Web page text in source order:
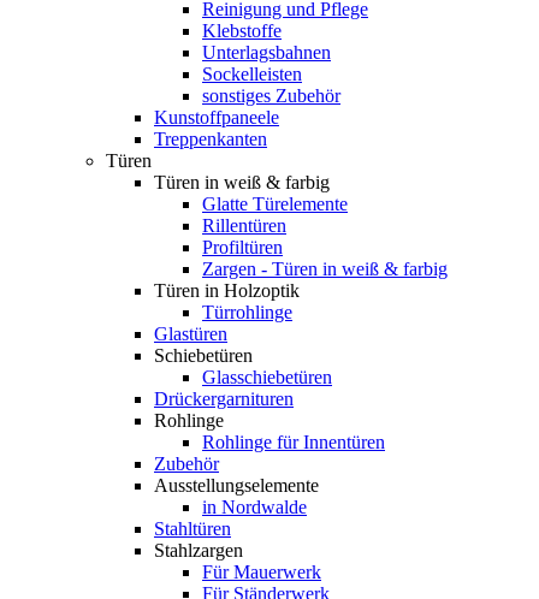
Reinigung und Pflege
Klebstoffe
Unterlagsbahnen
Sockelleisten
sonstiges Zubehör
Kunstoffpaneele
Treppenkanten
Türen
Türen in weiß & farbig
Glatte Türelemente
Rillentüren
Profiltüren
Zargen - Türen in weiß & farbig
Türen in Holzoptik
Türrohlinge
Glastüren
Schiebetüren
Glasschiebetüren
Drückergarnituren
Rohlinge
Rohlinge für Innentüren
Zubehör
Ausstellungselemente
in Nordwalde
Stahltüren
Stahlzargen
Für Mauerwerk
Für Ständerwerk